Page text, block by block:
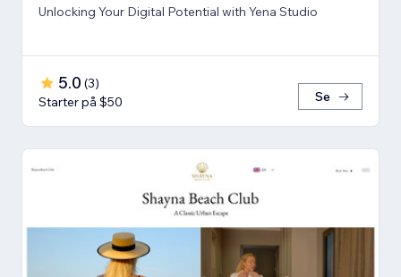
Unlocking Your Digital Potential with Yena Studio
5.0 (3)
Starter på $50
Se